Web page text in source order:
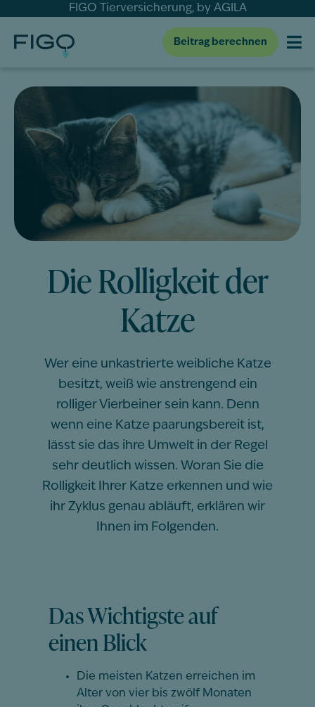
FIGO Tierversicherung, by AGILA
Beitrag berechnen
Die Rolligkeit der
Katze
Wer eine unkastrierte weibliche Katze
besitzt, weiß wie anstrengend ein
rolliger Vierbeiner sein kann. Denn
wenn eine Katze paarungsbereit ist,
lässt sie das ihre Umwelt in der Regel
sehr deutlich wissen. Woran Sie die
Rolligkeit Ihrer Katze erkennen und wie
ihr Zyklus genau abläuft, erklären wir
Ihnen im Folgenden.
Das Wichtigste auf
einen Blick
Die meisten Katzen erreichen im
Alter von vier bis zwölf Monaten